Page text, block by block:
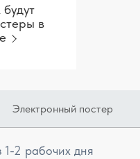
в
Электронный постер
1-2 рабочих дня